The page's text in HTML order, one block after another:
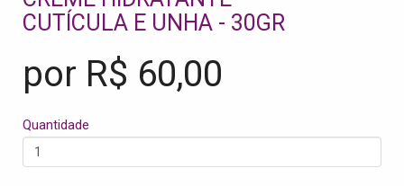
CUTÍCULA E UNHA - 30GR
por R$ 60,00
Quantidade